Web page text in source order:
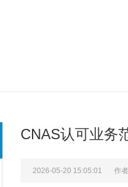
CNAS认可业务
2026-05-20 15:05:01 作